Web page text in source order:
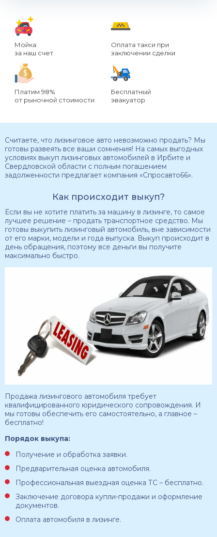
Мойка
за наш счет
Оплата такси при
заключении сделки
Платим 98%
от рыночной стоимости
Бесплатный
эвакуатор
Считаете, что лизинговое авто невозможно продать? Мы
готовы развеять все ваши сомнения! На самых выгодных
условиях выкуп лизинговых автомобилей в Ирбите и
Свердловской области с полным погашением
задолженности предлагает компания «Спросавто66».
Как происходит выкуп?
Если вы не хотите платить за машину в лизинге, то самое
лучшее решение – продать транспортное средство. Мы
готовы выкупить лизинговый автомобиль, вне зависимости
от его марки, модели и года выпуска. Выкуп происходит в
день обращения, поэтому все деньги вы получите
максимально быстро.
Продажа лизингового автомобиля требует
квалифицированного юридического сопровождения. И
мы готовы обеспечить его самостоятельно, а главное –
бесплатно!
Порядок выкупа:
Получение и обработка заявки.
Предварительная оценка автомобиля.
Профессиональная выездная оценка ТС – бесплатно.
Заключение договора купли-продажи и оформление
документов.
Оплата автомобиля в лизинге.